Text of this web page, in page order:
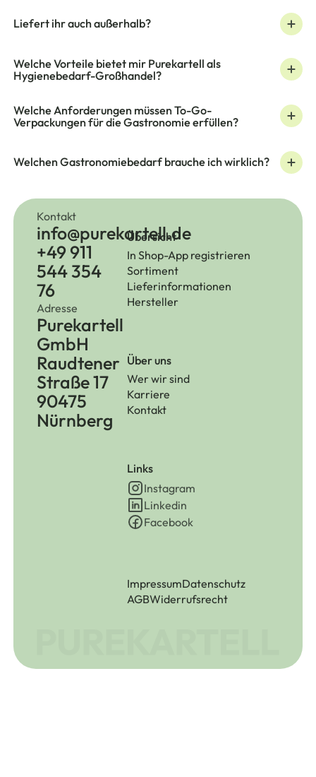
Liefert ihr auch außerhalb?
Welche Vorteile bietet mir Purekartell als
Hygienebedarf-Großhandel?
Welche Anforderungen müssen To-Go-
Verpackungen für die Gastronomie erfüllen?
Welchen Gastronomiebedarf brauche ich wirklich?
Kontakt
info@purekartell.de
+49 911
544 354
76
Adresse
Purekartell
GmbH
Raudtener
Straße 17
90475
Nürnberg
Übersicht
In Shop-App registrieren
Sortiment
Lieferinformationen
Hersteller
Über uns
Wer wir sind
Karriere
Kontakt
Links
Instagram
Linkedin
Facebook
ImpressumDatenschutz
AGBWiderrufsrecht